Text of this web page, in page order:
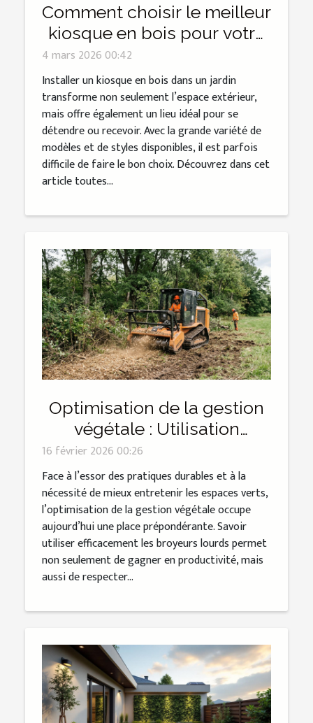
Comment choisir le meilleur
kiosque en bois pour votre
jardin ?
4 mars 2026 00:42
Installer un kiosque en bois dans un jardin
transforme non seulement l’espace extérieur,
mais offre également un lieu idéal pour se
détendre ou recevoir. Avec la grande variété de
modèles et de styles disponibles, il est parfois
difficile de faire le bon choix. Découvrez dans cet
article toutes...
Optimisation de la gestion
végétale : Utilisation
efficace des broyeurs
lourds
16 février 2026 00:26
Face à l’essor des pratiques durables et à la
nécessité de mieux entretenir les espaces verts,
l’optimisation de la gestion végétale occupe
aujourd’hui une place prépondérante. Savoir
utiliser efficacement les broyeurs lourds permet
non seulement de gagner en productivité, mais
aussi de respecter...